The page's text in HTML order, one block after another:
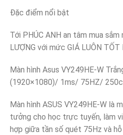
Đặc điểm nổi bật
Tới PHÚC ANH an tâm mua sắm
LƯỢNG với mức GIÁ LUÔN TỐT
Màn hình Asus VY249HE-W
(1920×1080)/ 1ms/ 75HZ/
Màn hình ASUS VY249HE-W là
tưởng cho học trực tuyến, làm
hợp giữa tần số quét 75Hz và